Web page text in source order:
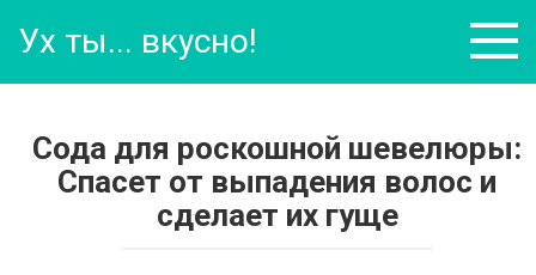
Ух ты... вкусно!
Сода для роскошной шевелюры:
Спасет от выпадения волос и
сделает их гуще